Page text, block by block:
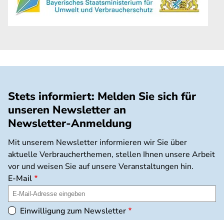
Stets informiert: Melden Sie sich für
unseren Newsletter an
Newsletter-Anmeldung
Mit unserem Newsletter informieren wir Sie über
aktuelle Verbraucherthemen, stellen Ihnen unsere Arbeit
vor und weisen Sie auf unsere Veranstaltungen hin.
E-Mail
Einwilligung zum Newsletter